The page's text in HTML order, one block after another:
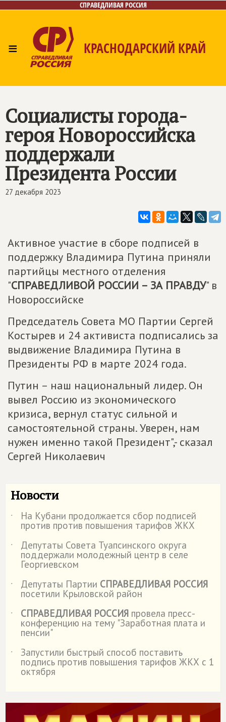
СПРАВЕДЛИВАЯ РОССИЯ
≡ КРАСНОДАРСКИЙ КРАЙ
Социалисты города-
героя Новороссийска
поддержали
Президента России
27 декабря 2023
Активное участие в сборе подписей в
поддержку Владимира Путина приняли
партийцы местного отделения
"СПРАВЕДЛИВОЙ РОССИИ – ЗА ПРАВДУ" в
Новороссийске
Председатель Совета МО Партии Сергей
Костырев и 24 активиста подписались за
выдвижение Владимира Путина в
Президенты РФ в марте 2024 года.
Путин – наш национальный лидер. Он
вывел Россию из экономического
кризиса, вернул статус сильной и
самостоятельной страны. Уверен, нам
нужен именно такой Президент",- сказал
Сергей Николаевич
Новости
˙ На Кубани продолжается сбор подписей
против против повышения тарифов ЖКХ
˙
Депутаты Совета Туапсинского округа
поддержали молодежный центр в селе
Георгиевском
˙
Депутаты Партии СПРАВЕДЛИВАЯ РОССИЯ
посетили Крыловской район
˙
СПРАВЕДЛИВАЯ РОССИЯ провела пресс-
конференцию на тему "Заработная плата и
пенсии"
˙
Запустили быстрый способ поставить
подпись против повышения тарифов ЖКХ с 1
октября